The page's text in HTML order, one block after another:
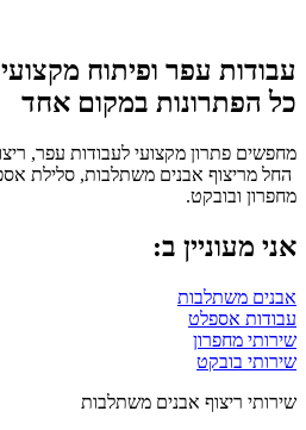
עבודות עפר ופיתוח
כל הפתרונות במקום אחד
מחפשים פתרון מקצועי לעבודות עפר,
החל מריצוף אבנים משתלבות, סלילת
מחפרון ובובקט.
אני מעוניין ב:
אבנים משתלבות
עבודות אספלט
שירותי מחפרון
שירותי בובקט
שירותי ריצוף אבנים משתלבות